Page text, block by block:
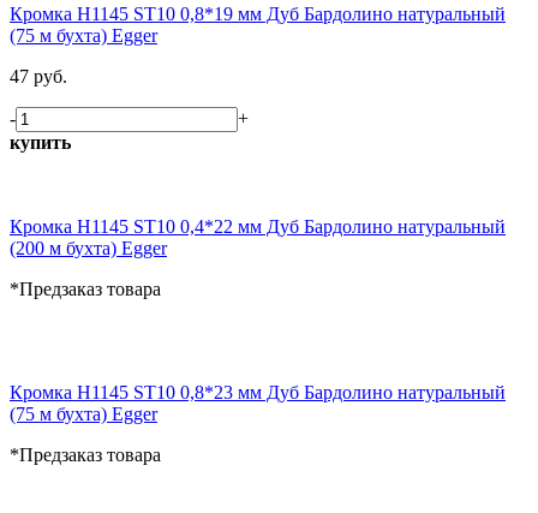
Кромка H1145 ST10 0,8*19 мм Дуб Бардолино натуральный
(75 м бухта) Egger
47 руб.
-
+
купить
Кромка H1145 ST10 0,4*22 мм Дуб Бардолино натуральный
(200 м бухта) Egger
*Предзаказ товара
Кромка H1145 ST10 0,8*23 мм Дуб Бардолино натуральный
(75 м бухта) Egger
*Предзаказ товара